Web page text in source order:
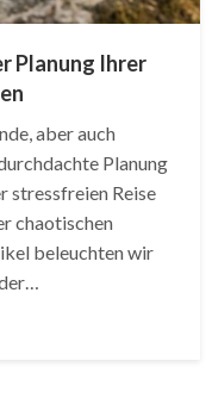
Planung Ihrer
aber auch
Planung
stressfreien Reise
chaotischen
beleuchten wir